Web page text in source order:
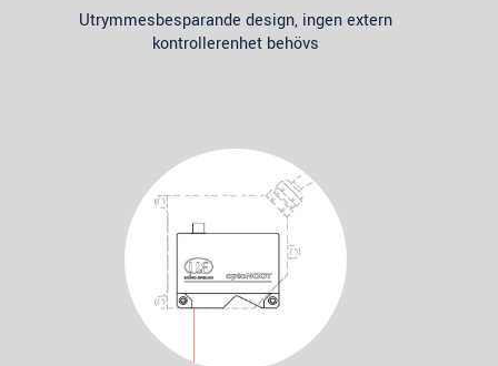
Utrymmesbesparande design, ingen extern
kontrollerenhet behövs